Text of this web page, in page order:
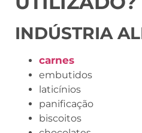
INDÚSTRIA
carnes
embutidos
laticínios
panificação
biscoitos